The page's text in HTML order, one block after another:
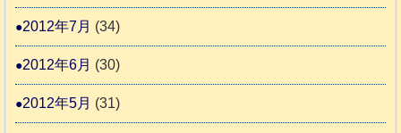
2012年7月 (34)
2012年6月 (30)
2012年5月 (31)